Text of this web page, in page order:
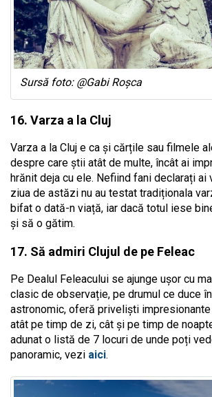
Sursă foto: @Gabi Roșca
16. Varza a la Cluj
Varza a la Cluj e ca și cărțile sau filmele
despre care știi atât de multe, încât ai
hrănit deja cu ele. Nefiind fani declarați ai
ziua de astăzi nu au testat tradiționala
bifat o dată-n viață, iar dacă totul iese
și să o gătim.
17. Să admiri Clujul de pe Feleac
Pe Dealul Feleacului se ajunge ușor cu
clasic de observație, pe drumul ce duce
astronomic, oferă priveliști impresionante
atât pe timp de zi, cât și pe timp de
adunat o listă de 7 locuri de unde poți
panoramic, vezi aici.